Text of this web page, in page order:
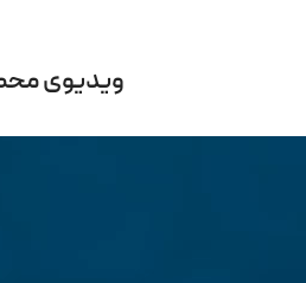
ویدیوی